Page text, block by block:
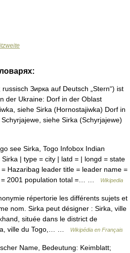
Зирка auf Deutsch „Stern“) ist
der Ukraine: Dorf in der Oblast
siehe Sirka (Hornostajiwka) Dorf in
siehe Sirka (Schyrjajewe)
see Sirka, Togo Infobox Indian
| type = city | latd = | longd = state
Hazaribag leader title = leader name =
= 2001 population total =… …
Wikipedia
répertorie les différents sujets et
nom. Sirka peut désigner : Sirka, ville
située dans le district de
ville du Togo,… …
Wikipédia en Français
Name, Bedeutung: Keimblatt;